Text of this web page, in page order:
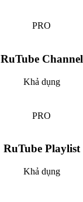
PRO
RuTube Channel
Khả dụng
PRO
RuTube Playlist
Khả dụng